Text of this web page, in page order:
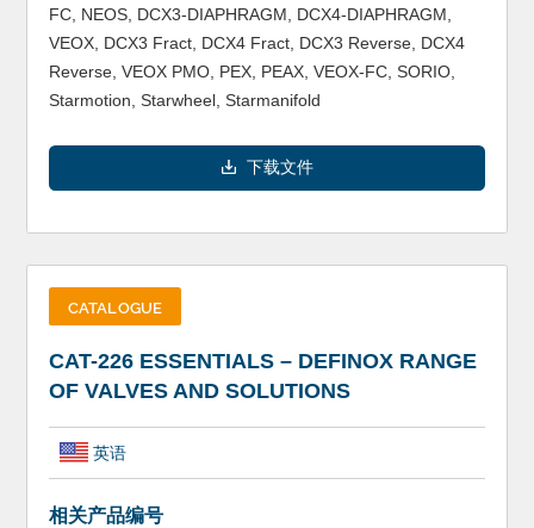
FC, NEOS, DCX3-DIAPHRAGM, DCX4-DIAPHRAGM,
VEOX, DCX3 Fract, DCX4 Fract, DCX3 Reverse, DCX4
Reverse, VEOX PMO, PEX, PEAX, VEOX-FC, SORIO,
Starmotion, Starwheel, Starmanifold
下载文件
CATALOGUE
CAT-226 ESSENTIALS – DEFINOX RANGE
OF VALVES AND SOLUTIONS
英语
相关产品编号